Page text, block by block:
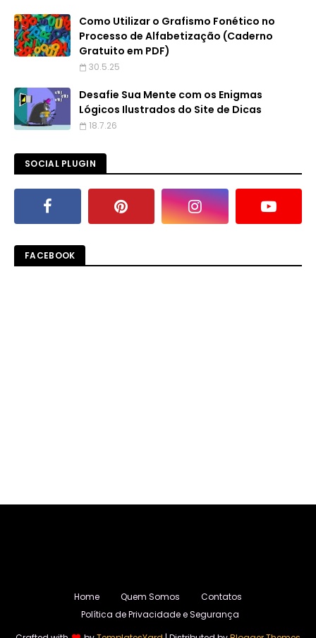
Como Utilizar o Grafismo Fonético no
Processo de Alfabetização (Caderno
Gratuito em PDF)
30.5.25
Desafie Sua Mente com os Enigmas
Lógicos Ilustrados do Site de Dicas
18.7.26
SOCIAL PLUGIN
FACEBOOK
Home Quem Somos
Contatos
Política de Privacidade e Segurança